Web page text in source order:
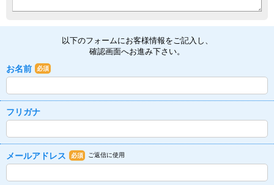
以下のフォームにお客様情報をご記入し、
確認画面へお進み下さい。
お名前 必須
フリガナ
メールアドレス 必須 ご返信に使用